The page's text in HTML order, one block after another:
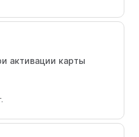
вы потратили 10
оплатить часть
бонусными
стоимости. Данное
на всех
программами.
активации карты